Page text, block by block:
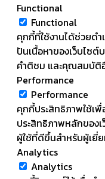
Functional
Functional
คุกกี้ที่ใช้งานได้ช่วยด
ปันเนื้อหาของเว็บไซ
คำติชม และคุณสมบัติ
Performance
Performance
คุกกี้ประสิทธิภาพใช้เพื่
ประสิทธิภาพหลักของ
ผู้ใช้ที่ดีขึ้นสำหรับผู้เยี่
Analytics
Analytics